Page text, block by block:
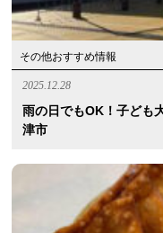
その他おすすめ情報
2025.12.28
雨の日でもOK！子ども
津市